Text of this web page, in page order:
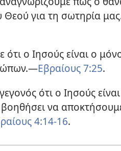
Θεού για τη σωτηρία
ότι ο Ιησούς είναι ο
Εβραίους 7:25.
ότι ο Ιησούς
να
4:14-16.